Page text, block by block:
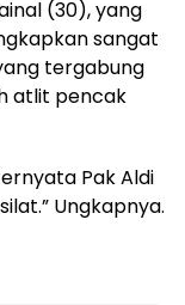
(30), yang
sangat
tergabung
atlit pencak
Pak Aldi
Ungkapnya.